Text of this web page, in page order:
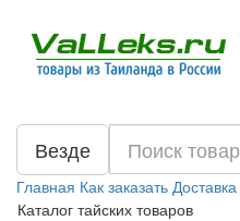
Везде
Главная Как заказать Доставка
Каталог тайских товаров